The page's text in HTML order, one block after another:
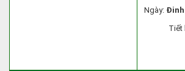
Ngày: Đinh
Tiết